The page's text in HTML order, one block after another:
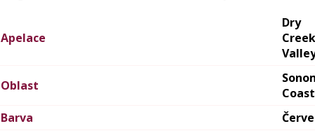
Apelace
Dry
Creek
Oblast
Coast
Barva